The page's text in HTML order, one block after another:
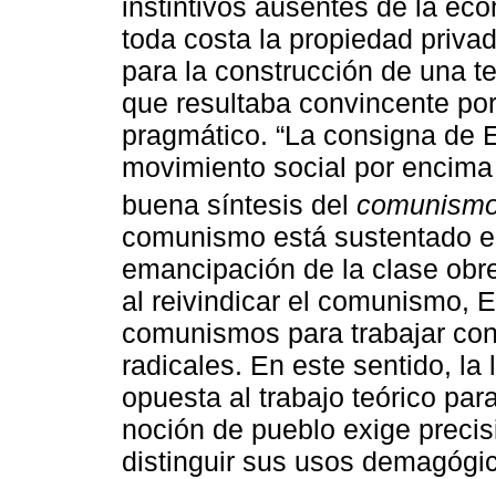
instintivos ausentes de la
toda costa la propiedad
para la construcción de una
que resultaba convincente
pragmático. “La consigna de
movimiento social por
buena síntesis del
comunismo está sustentado
emancipación de la clase
al reivindicar el comunismo,
comunismos para trabajar
radicales. En este sentido,
opuesta al trabajo teórico
noción de pueblo exige
distinguir sus usos